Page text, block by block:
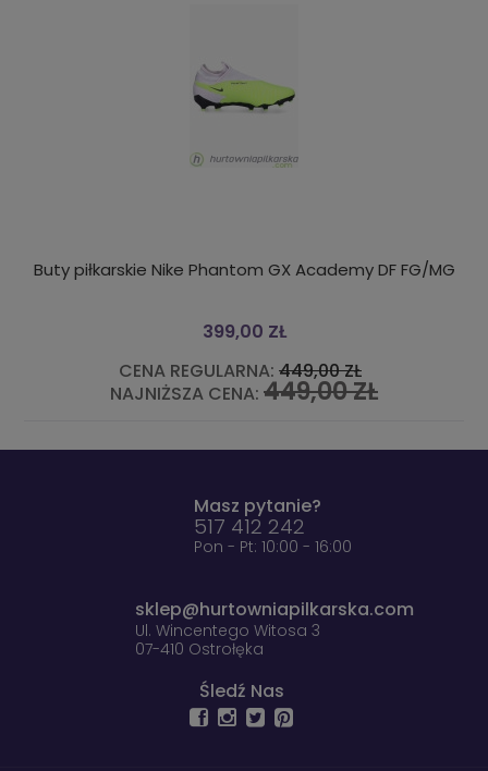
Buty piłkarskie Nike Phantom GX Academy DF FG/MG
399,00 ZŁ
CENA REGULARNA: 449,00 ZŁ
NAJNIŻSZA CENA: 449,00 ZŁ
Masz pytanie?
517 412 242
Pon - Pt: 10:00 - 16:00
sklep@hurtowniapilkarska.com
Ul. Wincentego Witosa 3
07-410 Ostrołęka
Śledź Nas